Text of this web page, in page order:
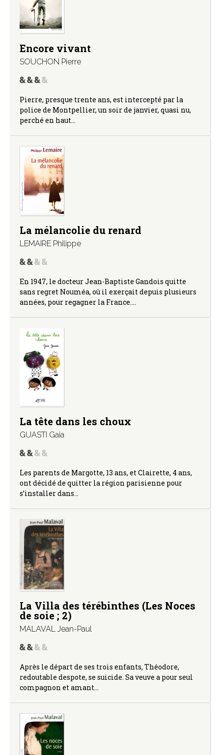
Encore vivant
SOUCHON Pierre
Pierre, presque trente ans, est intercepté par la
police de Montpellier, un soir de janvier, quasi nu,
perché en haut…
La mélancolie du renard
LEMAIRE Philippe
En 1947, le docteur Jean-Baptiste Gandois quitte
sans regret Nouméa, où il exerçait depuis plusieurs
années, pour regagner la France.…
La tête dans les choux
GUASTI Gaia
Les parents de Margotte, 13 ans, et Clairette, 4 ans,
ont décidé de quitter la région parisienne pour
s’installer dans…
La Villa des térébinthes (Les Noces
de soie ; 2)
MALAVAL Jean-Paul
Après le départ de ses trois enfants, Théodore,
redoutable despote, se suicide. Sa veuve a pour seul
compagnon et amant…